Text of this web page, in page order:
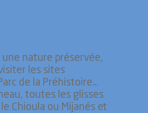
nature préservée,
les sites
de la Préhistoire…
toutes les glisses
Chioula ou Mijanés et